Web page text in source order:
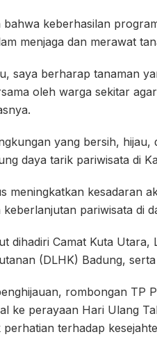
bahwa keberhasilan
menjaga dan merawat
saya berharap tanaman
oleh warga sekitar
yang bersih,
daya tarik pariwisata di
meningkatkan kesadaran
keberlanjutan pariwisata di
dihadiri Camat Kuta
(DLHK) Badung,
rombongan TP
ke perayaan Hari Ulang
terhadap